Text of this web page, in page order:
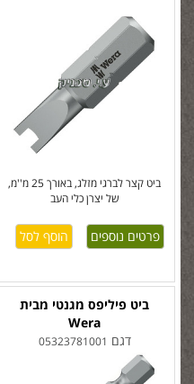
ביט קצר לברגי מזלג, באורך 25 מ''מ,
של יצרן כלי העב
פרטים נוספים
ביט פיליפס מגנטי מבית
Wera
דגם 05323781001